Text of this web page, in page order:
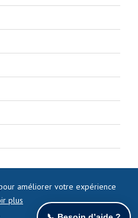
améliorer votre expérience
plus